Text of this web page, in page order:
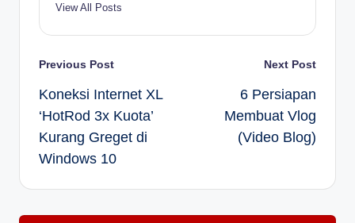
View All Posts
Post
navigation
Previous Post
Koneksi Internet XL
‘HotRod 3x Kuota’
Kurang Greget di
Windows 10
Next Post
6 Persiapan
Membuat Vlog
(Video Blog)